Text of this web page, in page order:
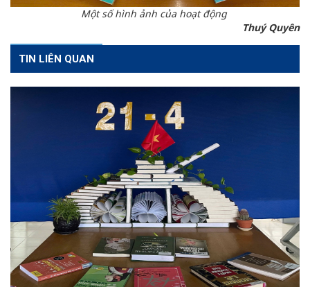
Một số hình ảnh của hoạt động
Thuý Quyên
TIN LIÊN QUAN